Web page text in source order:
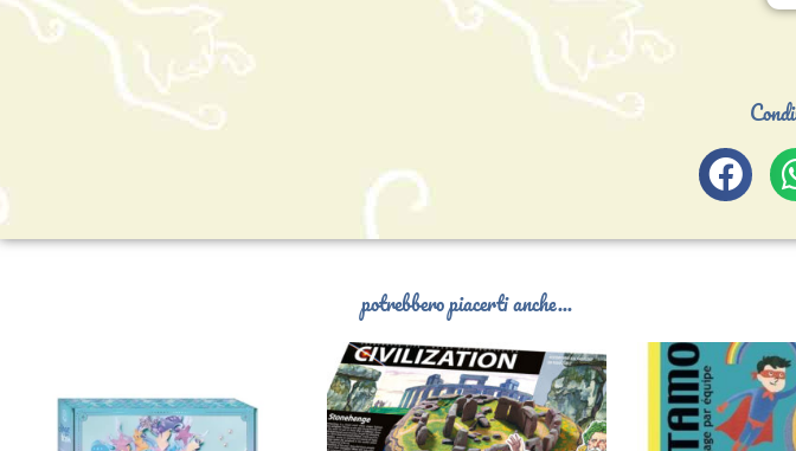
potrebbero piacerti anche...